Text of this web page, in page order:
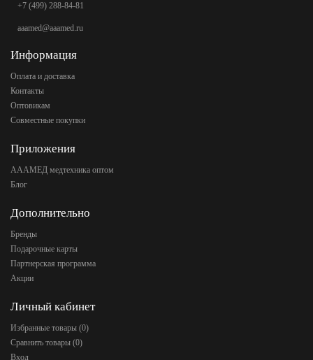
+7 (499) 288-84-81
aaamed@aaamed.ru
Информация
Оплата и доставка
Контакты
Оптовикам
Совместные покупки
Приложения
АААМЕД медтехника оптом
Блог
Дополнительно
Бренды
Подарочные карты
Партнерская программа
Акции
Личный кабинет
Избранные товары (0)
Сравнить товары (0)
Вход